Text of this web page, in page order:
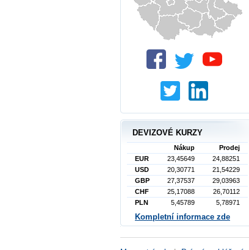
DEVIZOVÉ KURZY
Nákup
Prodej
EUR
23,45649
24,88251
USD
20,30771
21,54229
GBP
27,37537
29,03963
CHF
25,17088
26,70112
PLN
5,45789 5,78971
Kompletní informace zde